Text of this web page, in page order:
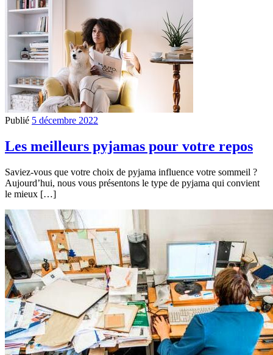
Publié 5 décembre 2022
Les meilleurs pyjamas pour votre repos
Saviez-vous que votre choix de pyjama influence votre sommeil ?
Aujourd’hui, nous vous présentons le type de pyjama qui convient
le mieux […]